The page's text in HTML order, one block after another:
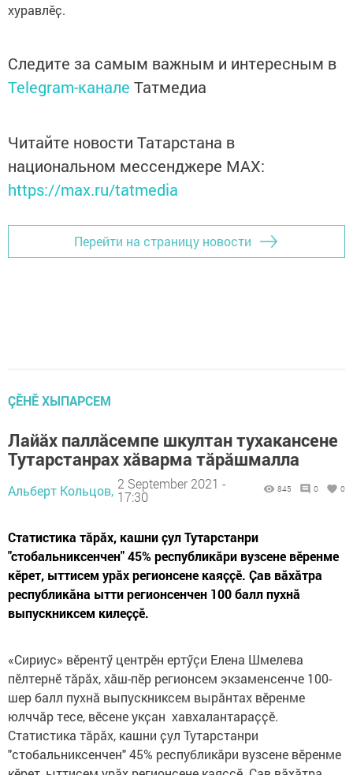
хуравлӗҫ.
Следите за самым важным и интересным в
Telegram-канале Татмедиа
Читайте новости Татарстана в
национальном мессенджере MАХ:
https://max.ru/tatmedia
Перейти на страницу новости
ÇӖНӖ ХЫПАРСЕМ
Лайӑх паллӑсемпе шкултан тухакансене
Тутарстанрах хӑварма тӑрӑшмалла
Альберт Кольцов, 2 September 2021 -
17:30
845 0 0
Статистика тӑрӑх, кашни ҫул Тутарстанри
"стобальниксенчен" 45% республикӑри вузсене вӗренме
кӗрет, ыттисем урӑх регионсене каяҫҫӗ. Ҫав вӑхӑтра
республикӑна ытти регионсенчен 100 балл пухнӑ
выпускниксем килеҫҫӗ.
«Сириус» вӗрентӳ центрӗн ертӳçи Елена Шмелева
пӗлтернӗ тӑрӑх, хӑш-пӗр регионсем экзаменсенче 100-
шер балл пухнӑ выпускниксем вырӑнтах вӗренме
юлччӑр тесе, вӗсене укҫан хавхалантараҫҫӗ.
Статистика тӑрӑх, кашни ҫул Тутарстанри
"стобальниксенчен" 45% республикӑри вузсене вӗренме